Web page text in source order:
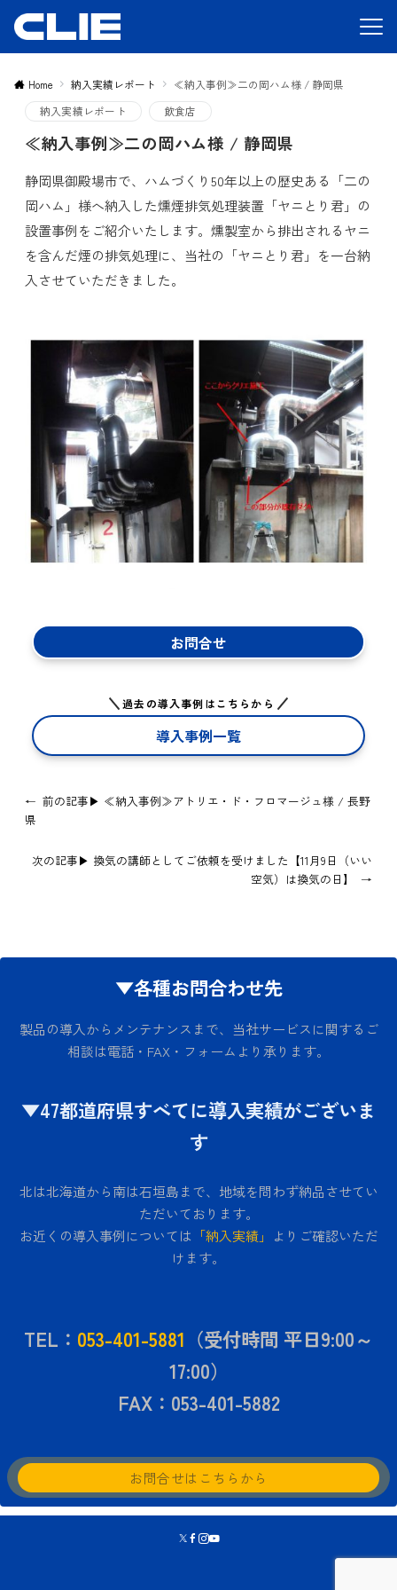
Home 納入実績レポート
≪納入事例≫二の岡ハム様 / 静岡県
納入実績レポート
飲食店
≪納入事例≫二の岡ハム様 / 静岡県
静岡県御殿場市で、ハムづくり50年以上の歴史ある「二の
岡ハム」様へ納入した燻煙排気処理装置「ヤニとり君」の
設置事例をご紹介いたします。燻製室から排出されるヤニ
を含んだ煙の排気処理に、当社の「ヤニとり君」を一台納
入させていただきました。
お問合せ
過去の導入事例はこちらから
導入事例一覧
← 前の記事▶ ≪納入事例≫アトリエ・ド・フロマージュ様 / 長野
県
次の記事▶ 換気の講師としてご依頼を受けました【11月9日（いい
空気）は換気の日】
→
▼各種お問合わせ先
製品の導入からメンテナンスまで、当社サービスに関するご
相談は電話・FAX・フォームより承ります。
▼47都道府県すべてに導入実績がございま
す
北は北海道から南は石垣島まで、地域を問わず納品させてい
ただいております。
お近くの導入事例については 「納入実績」
よりご確認いただ
けます。
TEL： 053-401-5881 （受付時間 平日9:00～
17:00）
FAX：053-401-5882
お問合せはこちらから